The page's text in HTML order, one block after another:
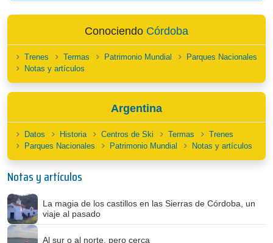
Conociendo Córdoba
Trenes Termas Patrimonio Mundial
Parques Nacionales
Notas y artículos
Argentina
Datos Historia Centros de Ski Termas
Trenes
Parques Nacionales
Patrimonio Mundial Notas y artículos
Notas y artículos
La magia de los castillos en las Sierras de Córdoba, un
viaje al pasado
Al sur o al norte, pero cerca